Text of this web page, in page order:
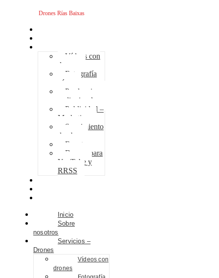
Drones Rías Baixas
Vídeos con
drones
Fotografía
aérea
Producciones
audiovisuales
Publicidad –
Marketing
Seguimiento
de obra
Eventos
Drones para
YouTube y
RRSS
Inicio
Sobre
nosotros
Servicios –
Drones
Vídeos con
drones